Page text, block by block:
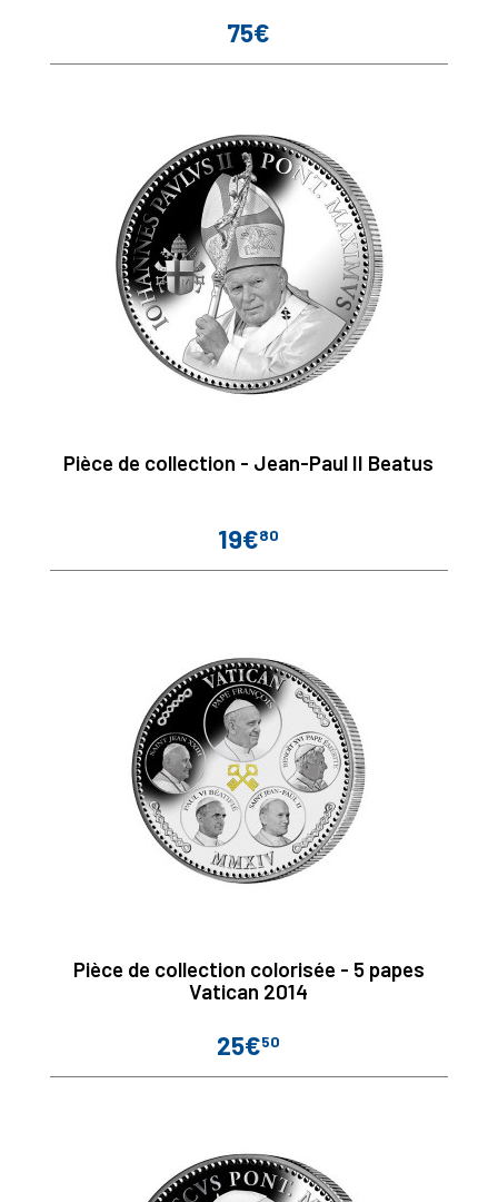
Prix
75€
Pièce de collection - Jean-Paul II Beatus
Prix
19€80
Pièce de collection colorisée - 5 papes
Vatican 2014
Prix
25€50